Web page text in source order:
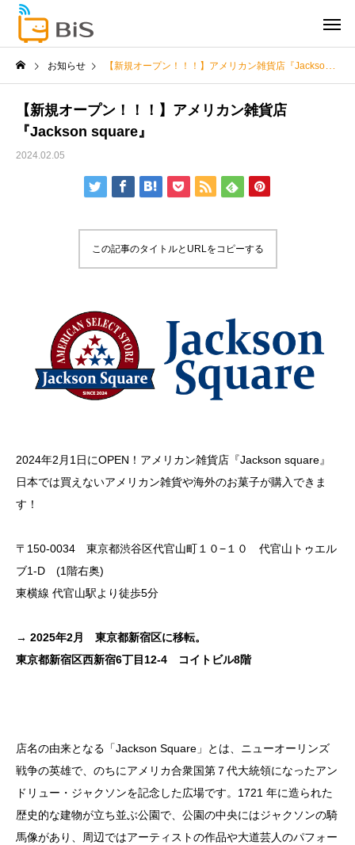
お知らせ 【新規オープン！！！】アメリカン雑貨店『Jackson square』
【新規オープン！！！】アメリカン雑貨店
『Jackson square』
2024.02.05
この記事のタイトルとURLをコピーする
2024年2月1日にOPEN！アメリカン雑貨店『Jackson square』
日本では買えないアメリカン雑貨や海外のお菓子が購入できま
す！
〒150-0034 東京都渋谷区代官山町１０−１０ 代官山トゥエル
ブ1-D (1階右奥)
東横線 代官山駅より徒歩5分
→ 2025年2月 東京都新宿区に移転。
東京都新宿区西新宿6丁目12-4 コイトビル8階
店名の由来となる「Jackson Square」とは、ニューオーリンズ
戦争の英雄で、のちにアメリカ合衆国第７代大統領になったアン
ドリュー・ジャクソンを記念した広場です。1721 年に造られた
歴史的な建物が立ち並ぶ公園で、公園の中央にはジャクソンの騎
馬像があり、周辺ではアーティストの作品や大道芸人のパフォー